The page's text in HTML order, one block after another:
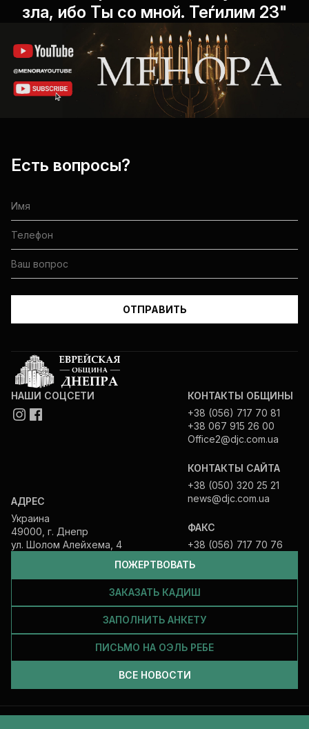
зла, ибо Ты со мной. Теѓилим 23"
Есть вопросы?
ПОЖЕРТВОВАТЬ
ЗАКАЗАТЬ КАДИШ
ЗАПОЛНИТЬ АНКЕТУ
ПИСЬМО НА ОЭЛЬ РЕБЕ
ВСЕ НОВОСТИ
НАШИ СОЦСЕТИ
АДРЕС
Украина
49000, г. Днепр
ул. Шолом Алейхема, 4
КОНТАКТЫ ОБЩИНЫ
+38 (056) 717 70 81
+38 067 915 26 00
Office2@djc.com.ua
КОНТАКТЫ САЙТА
+38 (050) 320 25 21
news@djc.com.ua
ФАКС
+38 (056) 717 70 76